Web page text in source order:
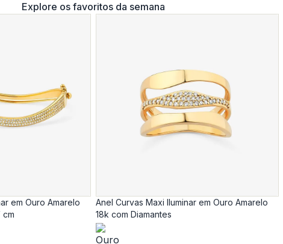
Explore os favoritos da semana
em Ouro Amarelo
cm
Anel Curvas Maxi Iluminar em Ouro Amarelo
18k com Diamantes